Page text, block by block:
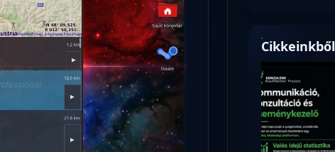
Cikkeinkből